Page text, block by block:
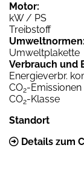
Motor:
kW / PS
Treibstoff
Umweltnormen:
Umweltplakette
Verbrauch und
Energieverbr.
CO2-Emissionen
CO2-Klasse
Standort
Details zum